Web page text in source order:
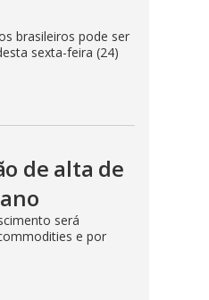
brasileiros pode ser
sexta-feira (24)
de alta de
será
e por